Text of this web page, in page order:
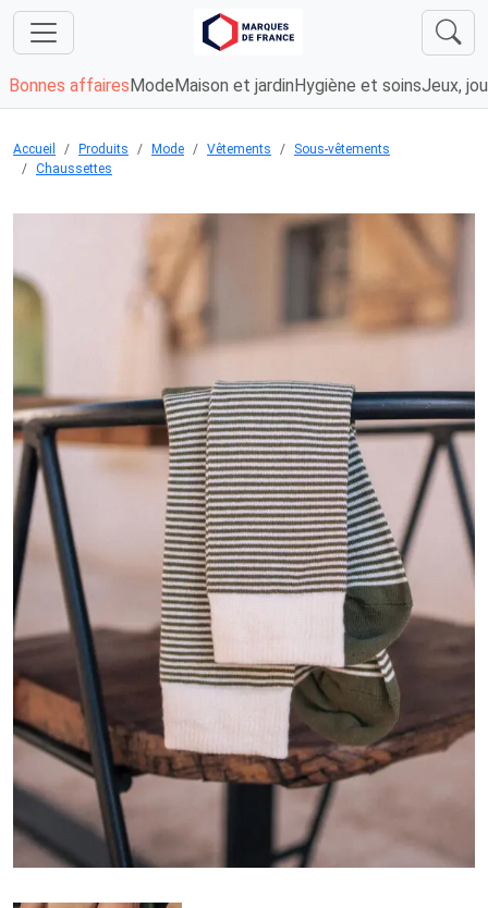
Bonnes affaires Mode Maison et jardin Hygiène et soinsJeux,
Accueil Produits Mode Vêtements
Sous-vêtements
Chaussettes